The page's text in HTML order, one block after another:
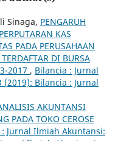
Sinaga, PENGARUH
KAS
PADA PERUSAHAAN
DI BURSA
2017 , Bilancia : Jurnal
Bilancia : Jurnal
AKUNTANSI
PADA TOKO CEROSE
Jurnal Ilmiah Akuntansi: